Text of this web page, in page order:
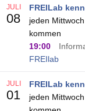
FREILab
jeden
kommen
19:00
FREIlab
JULI
08
FREILab
jeden
JULI
01